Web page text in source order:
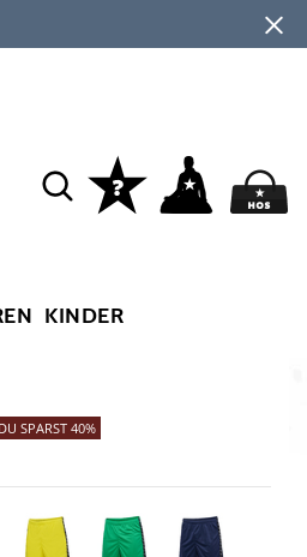
KINDER
DU SPARST 40%